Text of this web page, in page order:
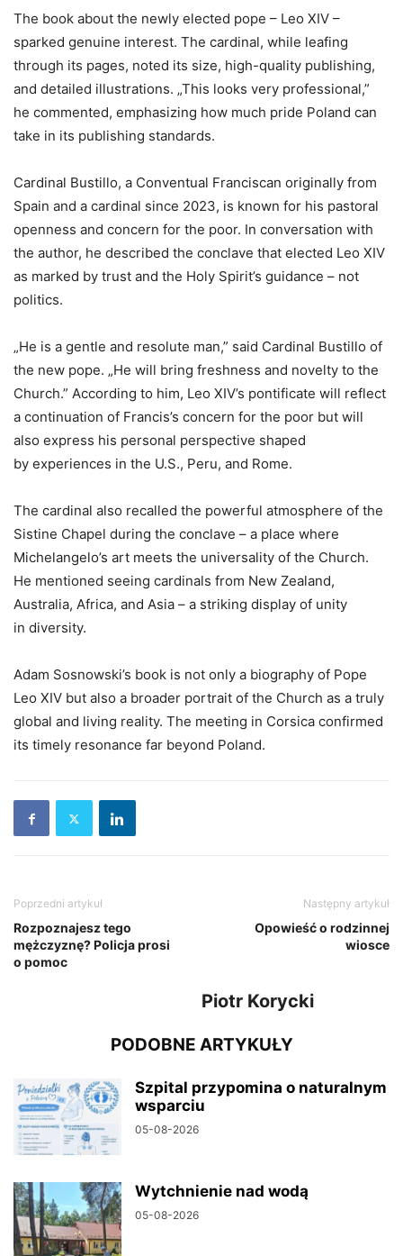
The book about the newly elected pope – Leo XIV –
sparked genuine interest. The cardinal, while leafing
through its pages, noted its size, high-quality publishing,
and detailed illustrations. „This looks very professional,”
he commented, emphasizing how much pride Poland can
take in its publishing standards.
Cardinal Bustillo, a Conventual Franciscan originally from
Spain and a cardinal since 2023, is known for his pastoral
openness and concern for the poor. In conversation with
the author, he described the conclave that elected Leo XIV
as marked by trust and the Holy Spirit’s guidance – not
politics.
„He is a gentle and resolute man,” said Cardinal Bustillo of
the new pope. „He will bring freshness and novelty to the
Church.” According to him, Leo XIV’s pontificate will reflect
a continuation of Francis’s concern for the poor but will
also express his personal perspective shaped
by experiences in the U.S., Peru, and Rome.
The cardinal also recalled the powerful atmosphere of the
Sistine Chapel during the conclave – a place where
Michelangelo’s art meets the universality of the Church.
He mentioned seeing cardinals from New Zealand,
Australia, Africa, and Asia – a striking display of unity
in diversity.
Adam Sosnowski’s book is not only a biography of Pope
Leo XIV but also a broader portrait of the Church as a truly
global and living reality. The meeting in Corsica confirmed
its timely resonance far beyond Poland.
Poprzedni artykuł
Rozpoznajesz tego
mężczyznę? Policja prosi
o pomoc
Następny artykuł
Opowieść o rodzinnej
wiosce
Piotr Korycki
PODOBNE ARTYKUŁY
Szpital przypomina o naturalnym
wsparciu
05-08-2026
Wytchnienie nad wodą
05-08-2026